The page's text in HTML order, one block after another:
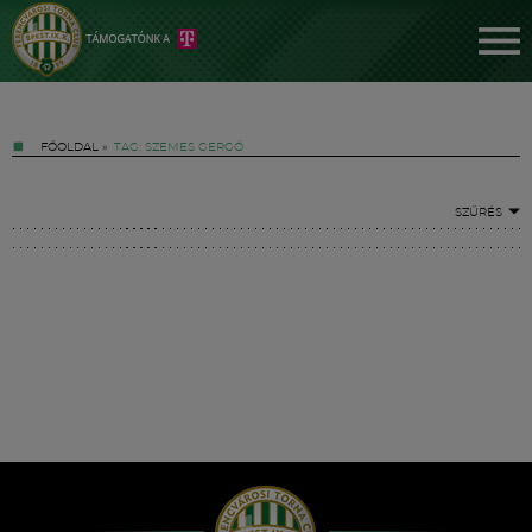
FŐOLDAL » TAG: SZEMES GERGŐ
SZŰRÉS
Hírek